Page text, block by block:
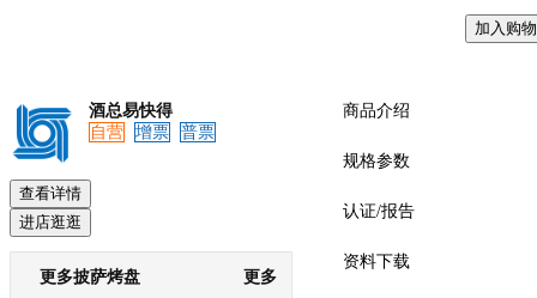
加入购
酒总易快得
自营
增票 普票
查看详情
进店逛逛
更多披萨烤盘 更多
商品介绍
规格参数
认证/报告
资料下载